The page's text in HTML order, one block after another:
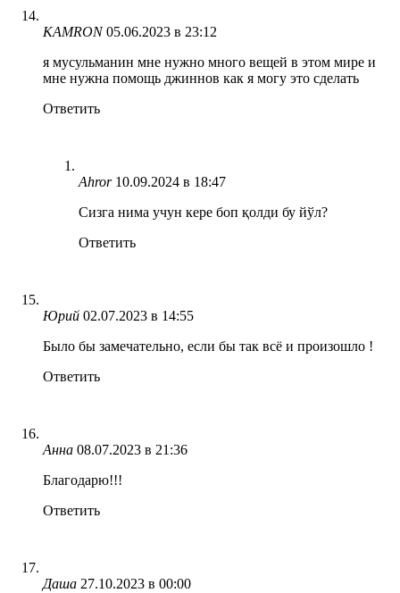
KAMRON 05.06.2023 в 23:12
я мусульманин мне нужно много вещей в этом мире и
мне нужна помощь джиннов как я могу это сделать
Ответить
Ahror 10.09.2024 в 18:47
Сизга нима учун кере боп қолди бу йўл?
Ответить
Юрий 02.07.2023 в 14:55
Было бы замечательно, если бы так всё и произошло !
Ответить
Анна 08.07.2023 в 21:36
Благодарю!!!
Ответить
Даша 27.10.2023 в 00:00